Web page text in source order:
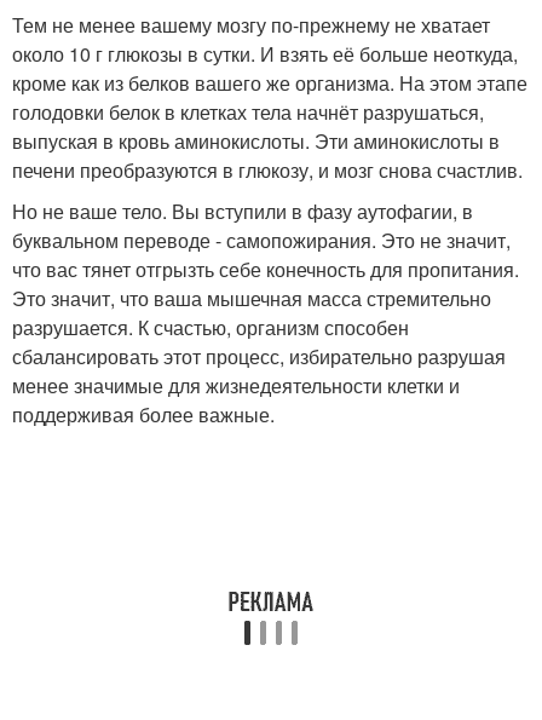
Тем не менее вашему мозгу по-прежнему не хватает
около 10 г глюкозы в сутки. И взять её больше неоткуда,
кроме как из белков вашего же организма. На этом этапе
голодовки белок в клетках тела начнёт разрушаться,
выпуская в кровь аминокислоты. Эти аминокислоты в
печени преобразуются в глюкозу, и мозг снова счастлив.
Но не ваше тело. Вы вступили в фазу аутофагии, в
буквальном переводе - самопожирания. Это не значит,
что вас тянет отгрызть себе конечность для пропитания.
Это значит, что ваша мышечная масса стремительно
разрушается. К счастью, организм способен
сбалансировать этот процесс, избирательно разрушая
менее значимые для жизнедеятельности клетки и
поддерживая более важные.